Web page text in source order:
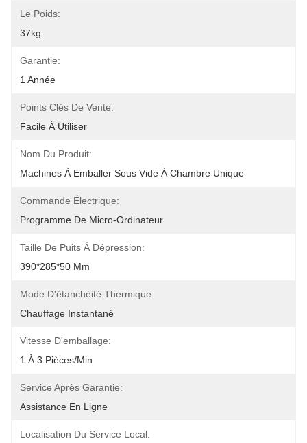
Le Poids:
37kg
Garantie:
1 Année
Points Clés De Vente:
Facile À Utiliser
Nom Du Produit:
Machines À Emballer Sous Vide À Chambre Unique
Commande Électrique:
Programme De Micro-Ordinateur
Taille De Puits À Dépression:
390*285*50 Mm
Mode D'étanchéité Thermique:
Chauffage Instantané
Vitesse D'emballage:
1 À 3 Pièces/min
Service Après Garantie:
Assistance En Ligne
Localisation Du Service Local: